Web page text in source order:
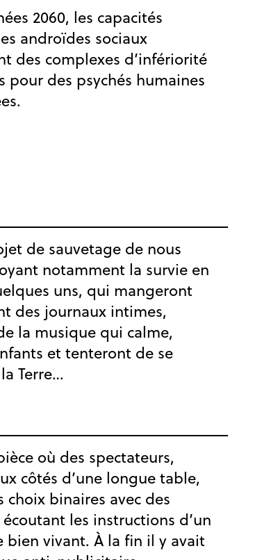
2060, les capacités
androïdes sociaux
des complexes d’infériorité
pour des psychés humaines
de sauvetage de nous
notamment la survie en
uns, qui mangeront
des journaux intimes,
la musique qui calme,
et tenteront de se
Terre…
où des spectateurs,
côtés d’une longue table,
choix binaires avec des
les instructions d’un
vivant. À la fin il y avait